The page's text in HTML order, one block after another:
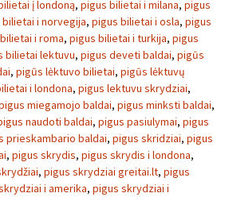
į londoną, pigus bilietai i milana, pigus
i norvegija, pigus bilietai i osla, pigus
i roma, pigus bilietai i turkija, pigus
bilietai lektuvu, pigus deveti baldai, pigūs
, pigūs lėktuvo bilietai, pigūs lėktuvų
i londona, pigus lektuvu skrydziai,
miegamojo baldai, pigus minksti baldai,
naudoti baldai, pigus pasiulymai, pigus
prieskambario baldai, pigus skridziai, pigus
, pigus skrydis, pigus skrydis i londona,
, pigus skrydziai greitai.lt, pigus
i amerika, pigus skrydziai i